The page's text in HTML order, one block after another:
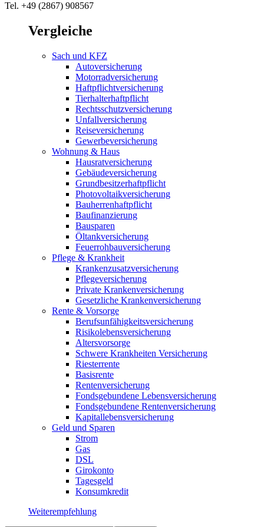
Tel. +49 (2867) 908567
Vergleiche
Sach und KFZ
Autoversicherung
Motorradversicherung
Haftpflichtversicherung
Tierhalterhaftpflicht
Rechtsschutzversicherung
Unfallversicherung
Reiseversicherung
Gewerbeversicherung
Wohnung & Haus
Hausratversicherung
Gebäudeversicherung
Grundbesitzerhaftpflicht
Photovoltaikversicherung
Bauherrenhaftpflicht
Baufinanzierung
Bausparen
Öltankversicherung
Feuerrohbauversicherung
Pflege & Krankheit
Krankenzusatzversicherung
Pflegeversicherung
Private Krankenversicherung
Gesetzliche Krankenversicherung
Rente & Vorsorge
Berufs­unfähigkeitsversicherung
Risikolebensversicherung
Altersvorsorge
Schwere Krankheiten Versicherung
Riesterrente
Basisrente
Rentenversicherung
Fondsgebundene Lebensversicherung
Fondsgebundene Rentenversicherung
Kapitallebensversicherung
Geld und Sparen
Strom
Gas
DSL
Girokonto
Tagesgeld
Konsumkredit
Weiterempfehlung